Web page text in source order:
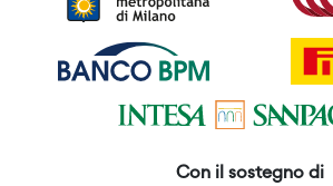
Con il sostegno di